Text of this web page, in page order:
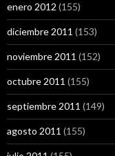
enero 2012 (155)
diciembre 2011 (153)
noviembre 2011 (152)
octubre 2011 (155)
septiembre 2011 (149)
agosto 2011 (155)